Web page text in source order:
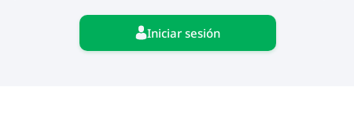
Iniciar sesión